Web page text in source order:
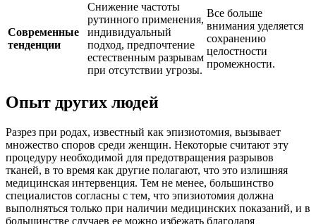
Современные
тенденции
Снижение частоты
рутинного применения,
индивидуальный
подход, предпочтение
естественным разрывам
при отсутствии угрозы.
Все больше
внимания уделяется
сохранению
целостности
промежности.
Опыт других людей
Разрез при родах, известный как эпизиотомия, вызывает
множество споров среди женщин. Некоторые считают эту
процедуру необходимой для предотвращения разрывов
тканей, в то время как другие полагают, что это излишняя
медицинская интервенция. Тем не менее, большинство
специалистов согласны с тем, что эпизиотомия должна
выполняться только при наличии медицинских показаний, и в
большинстве случаев ее можно избежать благодаря